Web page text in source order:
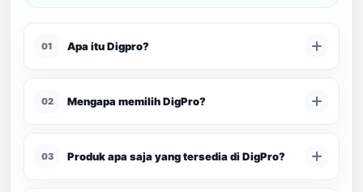
01 Apa itu Digpro?
02 Mengapa memilih DigPro?
03 Produk apa saja yang tersedia di DigPro?